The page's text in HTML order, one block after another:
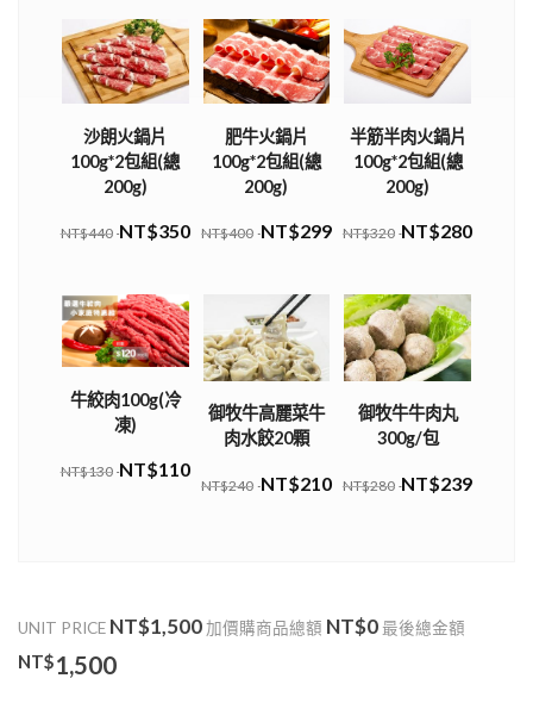
沙朗火鍋片
100g*2包組(總
200g)
NT$440 NT$350
肥牛火鍋片
100g*2包組(總
200g)
NT$400 NT$299
半筋半肉火鍋片
100g*2包組(總
200g)
NT$320 NT$280
牛絞肉100g(冷
凍)
NT$130 NT$110
御牧牛高麗菜牛
肉水餃20顆
NT$240 NT$210
御牧牛牛肉丸
300g/包
NT$280 NT$239
UNIT PRICE NT$1,500加價購商品總額 NT$0 最後總金額
NT$1,500